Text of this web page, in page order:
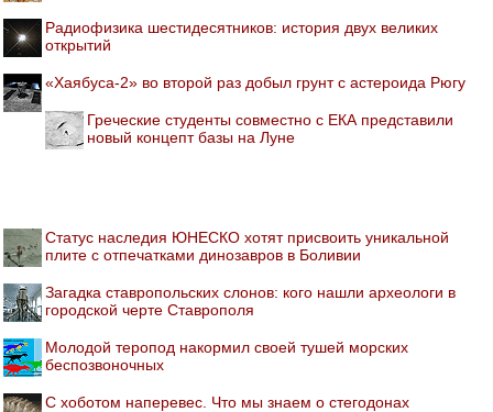
Радиофизика шестидесятников: история двух великих
открытий
«Хаябуса-2» во второй раз добыл грунт с астероида Рюгу
Греческие студенты совместно с ЕКА представили
новый концепт базы на Луне
Статус наследия ЮНЕСКО хотят присвоить уникальной
плите с отпечатками динозавров в Боливии
Загадка ставропольских слонов: кого нашли археологи в
городской черте Ставрополя
Молодой теропод накормил своей тушей морских
беспозвоночных
С хоботом наперевес. Что мы знаем о стегодонах